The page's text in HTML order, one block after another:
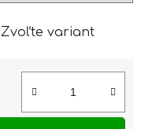
Zvoľte variant